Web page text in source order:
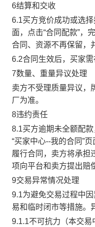
6结算和交收
6.1买方竞价成功或选
面，点击“合同配款”，
合同、资源不再保留，
6.2合同生效后，买家
7数量、重量异议处理
卖方不受理质量异议，
厂为准。
8违约责任
8.1买方逾期未全额配
“买家中心--我的合同”
履行合同，卖方将承担
项向平台和卖方提出赔
9交易异常情况处理
9.1为避免交易过程中
易和临时闭市等措施。
9.1.1不可抗力（本交